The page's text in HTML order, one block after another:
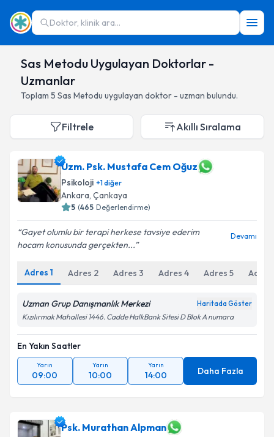
Doktor, klinik ara...
Sas Metodu Uygulayan Doktorlar -
Uzmanlar
Toplam 5 Sas Metodu uygulayan doktor - uzman bulundu.
Filtrele Akıllı Sıralama
Uzm. Psk. Mustafa Cem Oğuz
Psikoloji +1diğer
Ankara, Çankaya
5 (465 Değerlendirme)
Gayet olumlu bir terapi herkese tavsiye ederim
hocam konusunda gerçekten...
Devamı
Adres 1 Adres 2 Adres 3 Adres 4 Adres 5 Adres
Uzman Grup Danışmanlık Merkezi Haritada Göster
Kızılırmak Mahallesi 1446. Cadde HalkBank Sitesi D Blok A numara
En Yakın Saatler
Yarın
09:00
Yarın
10:00
Yarın
14:00 Daha Fazla
Psk. Murathan Alpman